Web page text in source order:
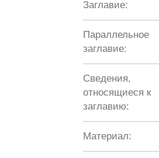
Заглавие:
Параллельное
заглавие:
Сведения,
относящиеся к
заглавию:
Материал: